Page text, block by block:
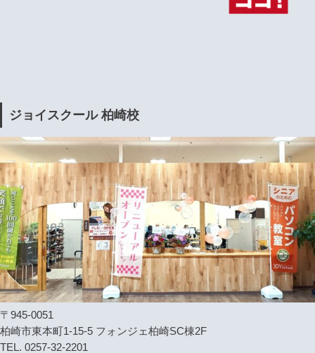
ジョイスクール 柏崎校
〒945-0051
柏崎市東本町1-15-5 フォンジェ柏崎SC棟2F
TEL. 0257-32-2201